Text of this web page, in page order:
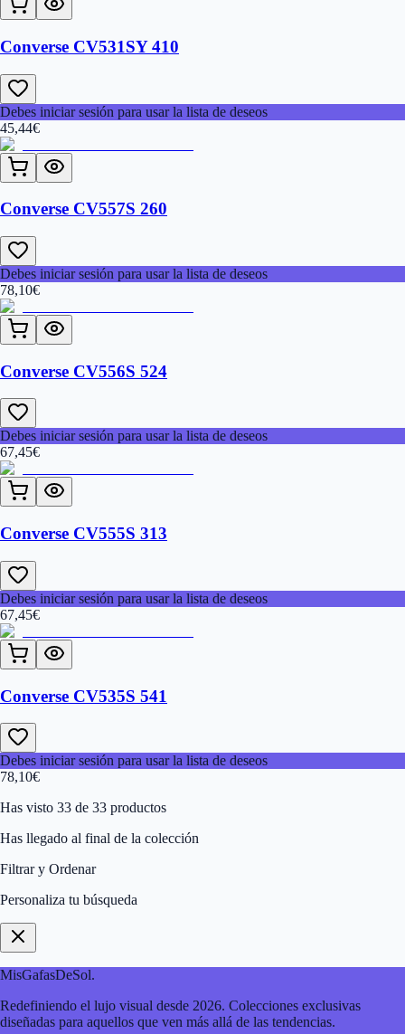
Converse CV531SY 410
Debes iniciar sesión para usar la lista de deseos
45,44€
Converse CV557S 260
Debes iniciar sesión para usar la lista de deseos
78,10€
Converse CV556S 524
Debes iniciar sesión para usar la lista de deseos
67,45€
Converse CV555S 313
Debes iniciar sesión para usar la lista de deseos
67,45€
Converse CV535S 541
Debes iniciar sesión para usar la lista de deseos
78,10€
Has visto 33 de 33 productos
Has llegado al final de la colección
Filtrar y Ordenar
Personaliza tu búsqueda
MisGafasDeSol.
Redefiniendo el lujo visual desde 2026. Colecciones exclusivas
diseñadas para aquellos que ven más allá de las tendencias.